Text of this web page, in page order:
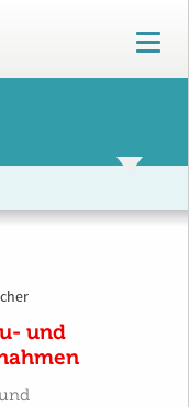
T
o
g
n
v
und